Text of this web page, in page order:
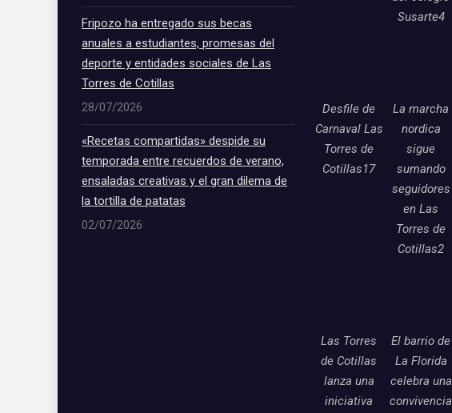
Fripozo ha entregado sus becas
anuales a estudiantes, promesas del
deporte y entidades sociales de Las
Torres de Cotillas
28/07/2026
«Recetas compartidas» despide su
temporada entre recuerdos de verano,
ensaladas creativas y el gran dilema de
la tortilla de patatas
02/07/2026
Susarte4
Desfile de
Carnaval Las
Torres de
Cotillas17
La marcha
nordica
sigue
sumando
seguidores
en Las
Torres de
Cotillas2
Las Torres
de Cotillas
lanza una
iniciativa
El barrio de
La Florida
celebra una
convivencia